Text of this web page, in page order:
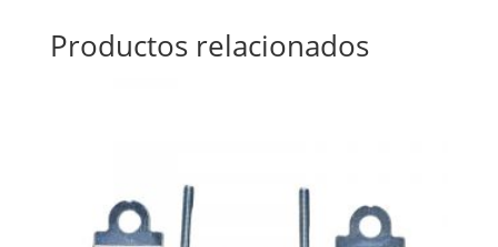
Productos relacionados